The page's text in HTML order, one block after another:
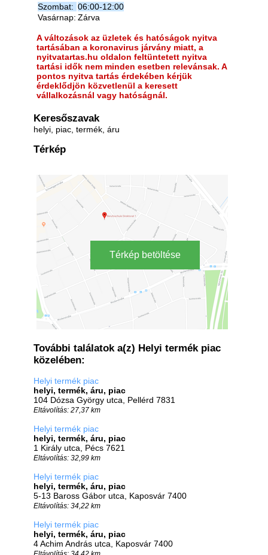
Szombat: 06:00-12:00
Vasárnap: Zárva
A változások az üzletek és hatóságok nyitva
tartásában a koronavirus járvány miatt, a
nyitvatartas.hu oldalon feltüntetett nyitva
tartási idők nem minden esetben relevánsak. A
pontos nyitva tartás érdekében kérjük
érdeklődjön közvetlenül a keresett
vállalkozásnál vagy hatóságnál.
Keresőszavak
helyi, piac, termék, áru
Térkép
Térkép betöltése
További találatok a(z) Helyi termék piac
közelében:
Helyi termék piac
helyi, termék, áru, piac
104 Dózsa György utca, Pellérd 7831
Eltávolítás: 27,37 km
Helyi termék piac
helyi, termék, áru, piac
1 Király utca, Pécs 7621
Eltávolítás: 32,99 km
Helyi termék piac
helyi, termék, áru, piac
5-13 Baross Gábor utca, Kaposvár 7400
Eltávolítás: 34,22 km
Helyi termék piac
helyi, termék, áru, piac
4 Achim András utca, Kaposvár 7400